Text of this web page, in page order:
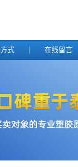
式 在线留言